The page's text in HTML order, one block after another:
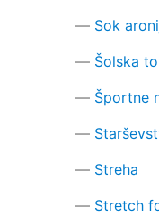
Sok
Šolska
Športne
Streha
Stretch